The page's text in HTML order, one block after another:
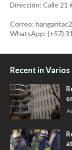
Dirección: Calle 21
Correo:
WhatsApp: (+57)
Recent in Varios